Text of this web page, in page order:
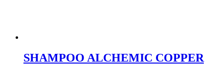
SHAMPOO ALCHEMIC COPPER